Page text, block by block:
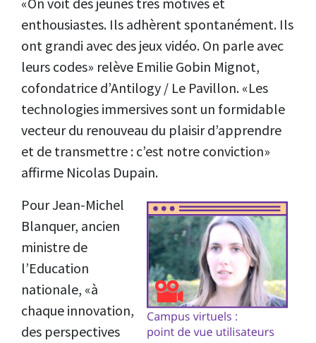
enthousiastes. Ils adhèrent spontanément. Ils
ont grandi avec des jeux vidéo. On parle avec
leurs codes» relève Emilie Gobin Mignot,
cofondatrice d’Antilogy / Le Pavillon. «Les
technologies immersives sont un formidable
vecteur du renouveau du plaisir d’apprendre
et de transmettre : c’est notre conviction»
affirme Nicolas Dupain.
Pour Jean-Michel
Blanquer, ancien
ministre de
l’Education
nationale, «à
chaque innovation,
des perspectives